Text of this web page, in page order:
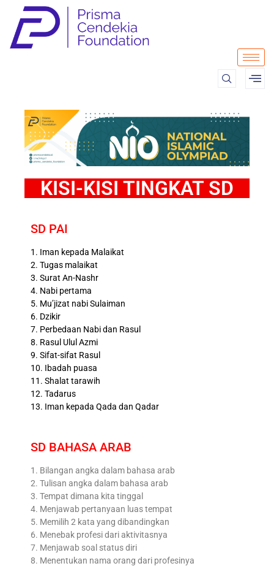
KISI-KISI TINGKAT SD
SD PAI
1. Iman kepada Malaikat
2. Tugas malaikat
3. Surat An-Nashr
4. Nabi pertama
5. Mu’jizat nabi Sulaiman
6. Dzikir
7. Perbedaan Nabi dan Rasul
8. Rasul Ulul Azmi
9. Sifat-sifat Rasul
10. Ibadah puasa
11. Shalat tarawih
12. Tadarus
13. Iman kepada Qada dan Qadar
SD BAHASA ARAB
1. Bilangan angka dalam bahasa arab
2. Tulisan angka dalam bahasa arab
3. Tempat dimana kita tinggal
4. Menjawab pertanyaan luas tempat
5. Memilih 2 kata yang dibandingkan
6. Menebak profesi dari aktivitasnya
7. Menjawab soal status diri
8. Menentukan nama orang dari profesinya